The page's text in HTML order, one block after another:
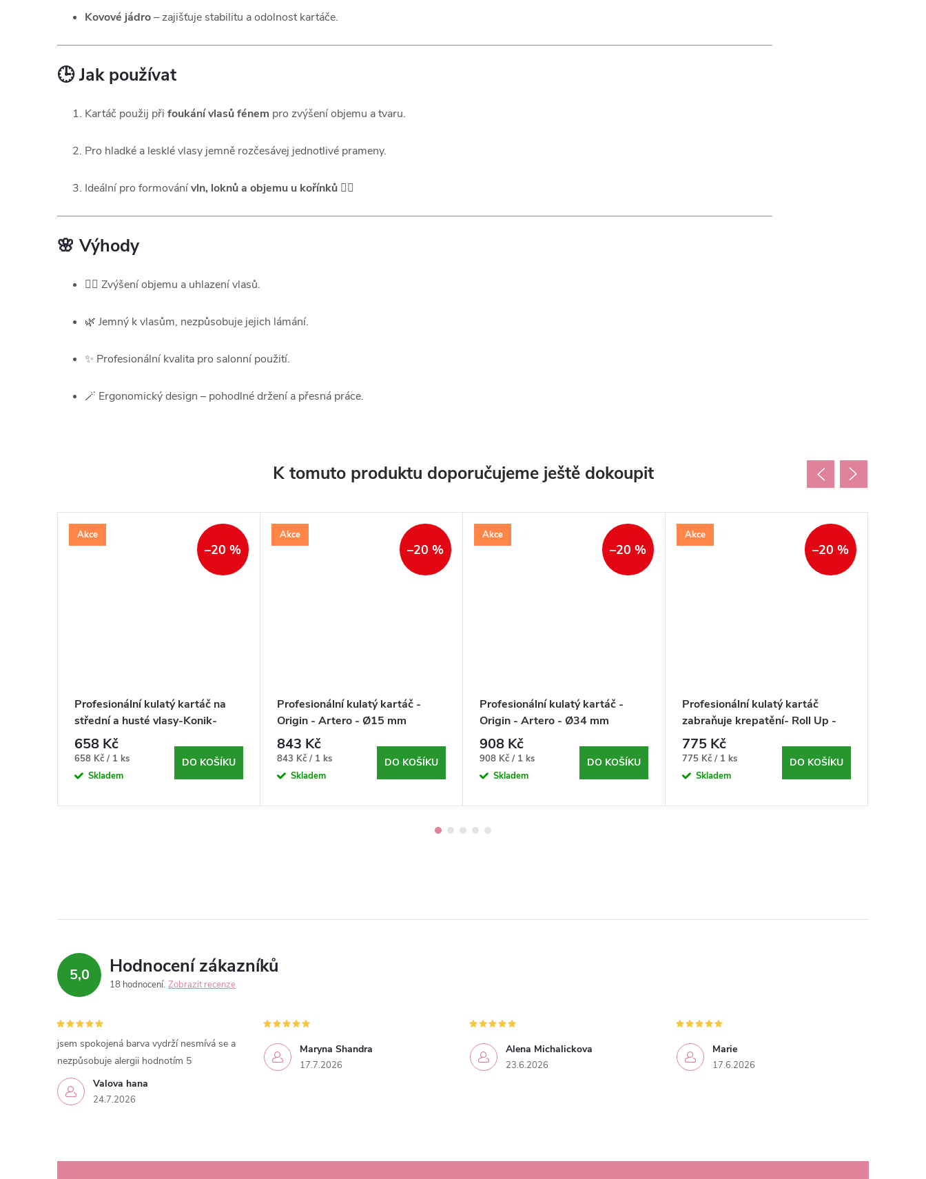
Kovové jádro– zajišťuje stabilitu a odolnost kartáče.
🕒Jak používat
Kartáč použij při foukání vlasů fénem pro zvýšení objemu a tvaru.
Pro hladké a lesklé vlasy jemně rozčesávej jednotlivé prameny.
Ideální pro formovánívln, loknů a objemu u kořínků 💆‍♀️
🌸 Výhody
💇‍♂️ Zvýšení objemu a uhlazení vlasů.
🌿 Jemný k vlasům, nezpůsobuje jejich lámání.
✨ Profesionální kvalita pro salonní použití.
🪄 Ergonomický design – pohodlné držení a přesná práce.
K tomuto produktu doporučujeme ještě dokoupit
Akce
–20 %
Profesionální kulatý kartáč na
střední a husté vlasy-Konik-
Artero-Ø33mm
658 Kč
Měrná
cena:
658 Kč / 1 ks
Skladem
DO KOŠÍKU
Akce
–20 %
Profesionální kulatý kartáč -
Origin - Artero - Ø15 mm
843 Kč
Měrná
cena:
843 Kč / 1 ks
Skladem
DO KOŠÍKU
Akce
–20 %
Profesionální kulatý kartáč -
Origin - Artero - Ø34 mm
908 Kč
Měrná
cena:
908 Kč / 1 ks
Skladem
DO KOŠÍKU
Akce
–20 %
Profesionální kulatý kartáč
zabraňuje krepatění- Roll Up -
Artero - Ø55 mm
775 Kč
Měrná
cena:
775 Kč / 1 ks
Skladem
DO KOŠÍKU
5,0 Hodnocení zákazníků
18 hodnocení Zobrazit recenze
Valova hana
24.7.2026
jsem spokojená barva vydrží nesmívá se a
nezpůsobuje alergii hodnotím 5
Maryna Shandra
17.7.2026
Alena Michalickova
23.6.2026
Marie
17.6.2026